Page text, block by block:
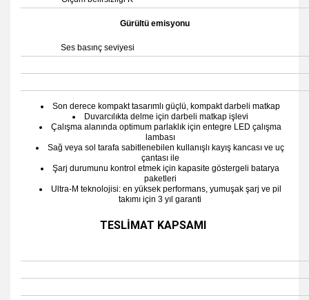
Gürültü emisyonu
Ses basınç seviyesi
Son derece kompakt tasarımlı güçlü, kompakt darbeli matkap
Duvarcılıkta delme için darbeli matkap işlevi
Çalışma alanında optimum parlaklık için entegre LED çalışma
lambası
Sağ veya sol tarafa sabitlenebilen kullanışlı kayış kancası ve uç
çantası ile
Şarj durumunu kontrol etmek için kapasite göstergeli batarya
paketleri
Ultra-M teknolojisi: en yüksek performans, yumuşak şarj ve pil
takımı için 3 yıl garanti
TESLİMAT KAPSAMI